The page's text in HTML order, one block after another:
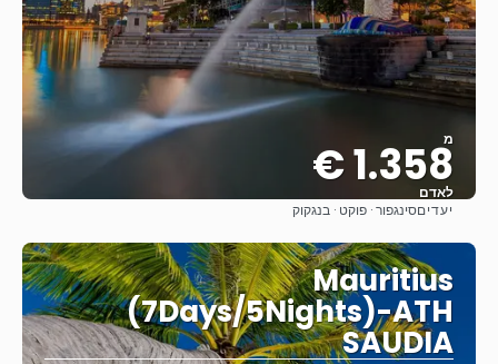
מ
1.358 €
לאדם
יעדיםסינגפור · פוקט · בנגקוק
Mauritius
(7Days/5Nights)-ATH
SAUDIA